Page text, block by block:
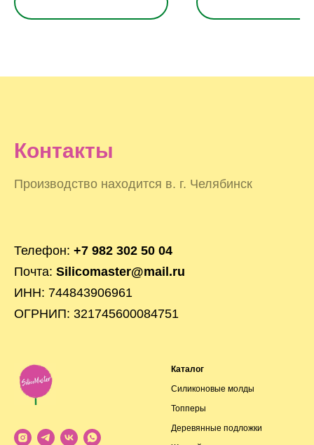
Контакты
Производство находится в. г. Челябинск
Телефон: +7 982 302 50 04
Почта: Silicomaster@mail.ru
ИНН: 744843906961
ОГРНИП: 321745600084751
Каталог
Силиконовые молды
Топперы
Деревянные подложки